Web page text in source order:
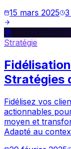
15 mars 2025 3
💬
Stratégie
Stratégies
Fidélisez vos
actionnables
moyen et
Adapté au